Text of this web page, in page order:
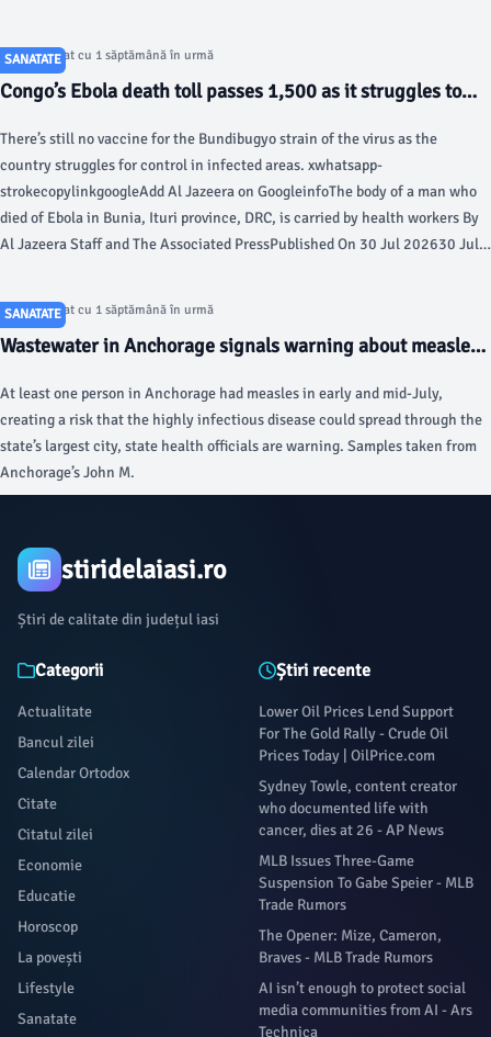
SANATATE
Articol postat cu 1 săptămână în urmă
Congo’s Ebola death toll passes 1,500 as it struggles to
There’s still no vaccine for the Bundibugyo strain of the virus as the
country struggles for control in infected areas. xwhatsapp-
strokecopylinkgoogleAdd Al Jazeera on GoogleinfoThe body of a man who
died of Ebola in Bunia, Ituri province, DRC, is carried by health workers By
Al Jazeera Staff and The Associated PressPublished On 30 Jul 202630 Jul
outpace response efforts, new statistics have revealed.
SANATATE
Articol postat cu 1 săptămână în urmă
Wastewater in Anchorage signals warning about measles -
At least one person in Anchorage had measles in early and mid-July,
creating a risk that the highly infectious disease could spread through the
state’s largest city, state health officials are warning. Samples taken from
Anchorage’s John M.
stiridelaiasi.ro
Știri de calitate din județul iasi
Categorii
Actualitate
Bancul zilei
Calendar Ortodox
Citate
Citatul zilei
Economie
Educatie
Horoscop
La povești
Lifestyle
Sanatate
Știri recente
Lower Oil Prices Lend Support
For The Gold Rally - Crude Oil
Prices Today | OilPrice.com
Sydney Towle, content creator
who documented life with
cancer, dies at 26 - AP News
MLB Issues Three-Game
Suspension To Gabe Speier - MLB
Trade Rumors
The Opener: Mize, Cameron,
Braves - MLB Trade Rumors
AI isn’t enough to protect social
media communities from AI - Ars
Technica